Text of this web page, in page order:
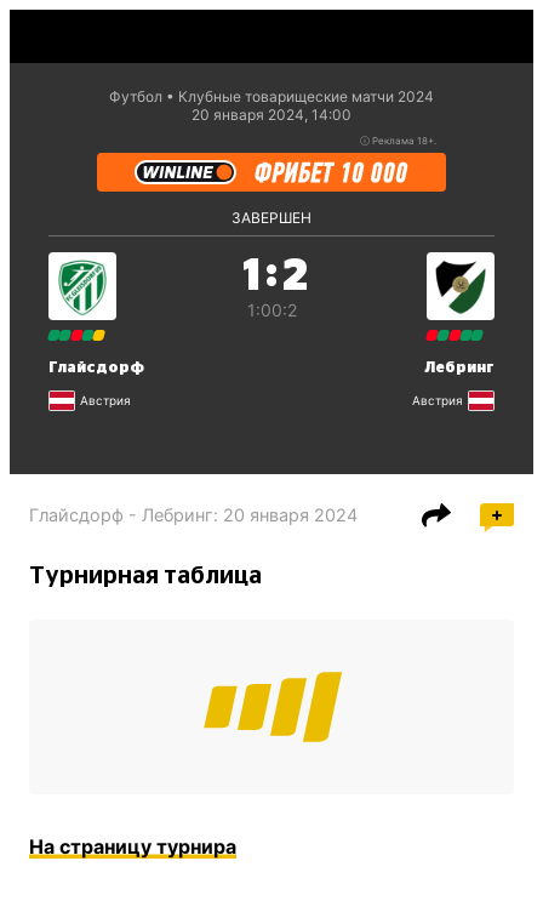
Футбол
Клубные товарищеские матчи 2024
20 января 2024, 14:00
ⓘ Реклама 18+.
ЗАВЕРШЕН
Глайсдорф
Австрия
1 :2
1:00:2
Лебринг
Австрия
Глайсдорф - Лебринг: 20 января 2024
Турнирная таблица
На страницу турнира